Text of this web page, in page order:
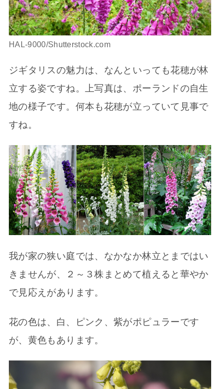
HAL-9000/Shutterstock.com
ジギタリスの魅力は、なんといっても花穂が林
立する姿ですね。上写真は、ポーランドの自生
地の様子です。何本も花穂が立っていて見事で
すね。
我が家の狭い庭では、なかなか林立とまではい
きませんが、２～３株まとめて植えると華やか
で見応えがあります。
花の色は、白、ピンク、紫がポピュラーです
が、黄色もあります。